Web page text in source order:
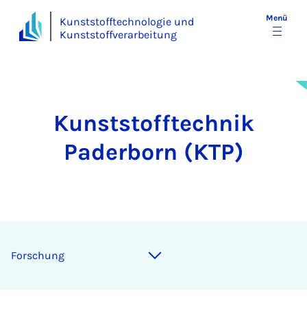
Kunststofftechnologie und
Kunststoffverarbeitung
Menü
Kunststofftechnik
Paderborn (KTP)
For­schung